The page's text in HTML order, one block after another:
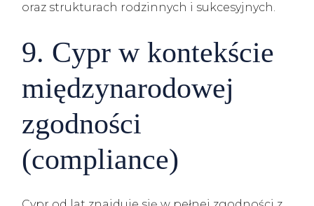
oraz strukturach rodzinnych i sukcesyjnych.
9. Cypr w kontekście
międzynarodowej
zgodności
(compliance)